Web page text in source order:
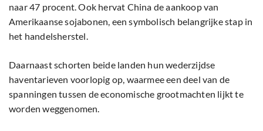
naar 47 procent. Ook hervat China de aankoop van
Amerikaanse sojabonen, een symbolisch belangrijke stap in
het handelsherstel.
Daarnaast schorten beide landen hun wederzijdse
haventarieven voorlopig op, waarmee een deel van de
spanningen tussen de economische grootmachten lijkt te
worden weggenomen.